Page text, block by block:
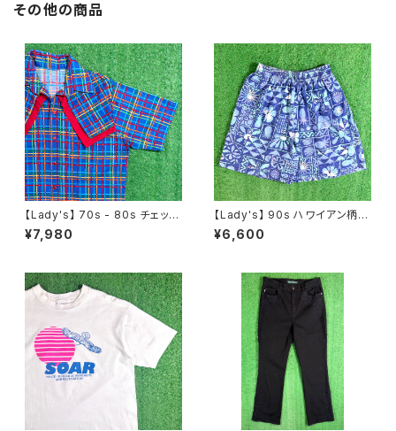
その他の商品
【Lady's】 70s - 80s チェック
ウエスタン デザイン シャツ / 7
0年代 80年代 古着 レディース
¥7,980
【Lady's】 90s ハワイアン柄
ショートパンツ / 90年代 ハーフ
パンツ ハーパン ショーパン イ
¥6,600